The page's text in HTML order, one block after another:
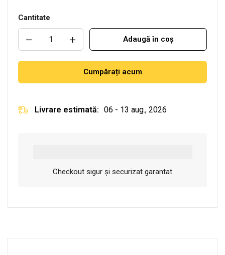
Cantitate
Adaugă în coș
Cumpărați acum
Livrare estimată: 06 - 13 aug., 2026
Checkout sigur și securizat garantat